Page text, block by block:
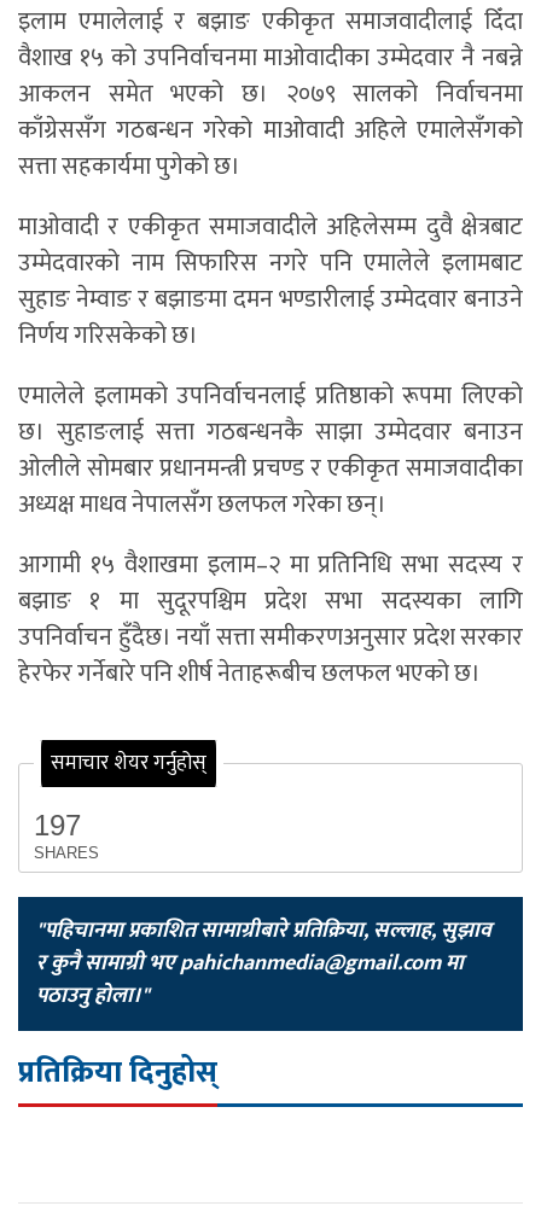
इलाम एमालेलाई र बझाङ एकीकृत समाजवादीलाई दिँदा
वैशाख १५ को उपनिर्वाचनमा माओवादीका उम्मेदवार नै नबन्ने
आकलन समेत भएको छ। २०७९ सालको निर्वाचनमा
काँग्रेससँग गठबन्धन गरेको माओवादी अहिले एमालेसँगको
सत्ता सहकार्यमा पुगेको छ।
माओवादी र एकीकृत समाजवादीले अहिलेसम्म दुवै क्षेत्रबाट
उम्मेदवारको नाम सिफारिस नगरे पनि एमालेले इलामबाट
सुहाङ नेम्वाङ र बझाङमा दमन भण्डारीलाई उम्मेदवार बनाउने
निर्णय गरिसकेको छ।
एमालेले इलामको उपनिर्वाचनलाई प्रतिष्ठाको रूपमा लिएको
छ। सुहाङलाई सत्ता गठबन्धनकै साझा उम्मेदवार बनाउन
ओलीले सोमबार प्रधानमन्त्री प्रचण्ड र एकीकृत समाजवादीका
अध्यक्ष माधव नेपालसँग छलफल गरेका छन्।
आगामी १५ वैशाखमा इलाम–२ मा प्रतिनिधि सभा सदस्य र
बझाङ १ मा सुदूरपश्चिम प्रदेश सभा सदस्यका लागि
उपनिर्वाचन हुँदैछ। नयाँ सत्ता समीकरणअनुसार प्रदेश सरकार
हेरफेर गर्नेबारे पनि शीर्ष नेताहरूबीच छलफल भएको छ।
समाचार शेयर गर्नुहोस्
197
SHARES
"पहिचानमा प्रकाशित सामाग्रीबारे प्रतिक्रिया, सल्लाह, सुझाव
र कुनै सामाग्री भएpahichanmedia@gmail.comमा
पठाउनु होला।"
प्रतिक्रिया दिनुहोस्